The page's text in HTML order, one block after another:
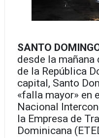
SANTO
desde la mañana
de la República
capital, Santo
«falla mayor» en
Nacional
la Empresa de
Dominicana